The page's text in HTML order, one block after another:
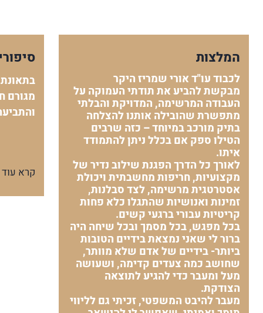
המלצות
לכבוד עו"ד אורי שמריז היקר
מבקשת להביע את תודתי העמוקה על
העבודה המרשימה, המדויקת והבלתי
מתפשרת שהובילה אותנו להצלחה
בתיק מורכב במיוחד – כזה שרבים
הטילו ספק אם בכלל ניתן להתמודד
איתו.
לאורך כל הדרך הפגנת שילוב נדיר של
מקצועיות, חריפות מחשבתית ויכולת
אסטרטגית מרשימה, לצד סבלנות,
זמינות ואנושיות שהתגלו כלא פחות
קריטיות עבורי ברגעי קשים.
בכל מפגש, בכל מסמך ובכל שיחה היה
ברור לי שאני נמצאת בידיים הטובות
ביותר- בידיים של אדם שלא מוותר,
שחושב כמה צעדים קדימה, ושעושה
מעל ומעבר כדי להגיע לתוצאה
הצודקת.
מעבר להיבט המשפטי, זכיתי גם לליווי
מגורם
קרא עוד